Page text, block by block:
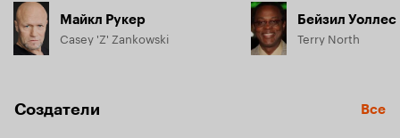
Майкл Рукер
Casey 'Z' Zankowski
Бейзил Уоллес
Terry North
Создатели Все